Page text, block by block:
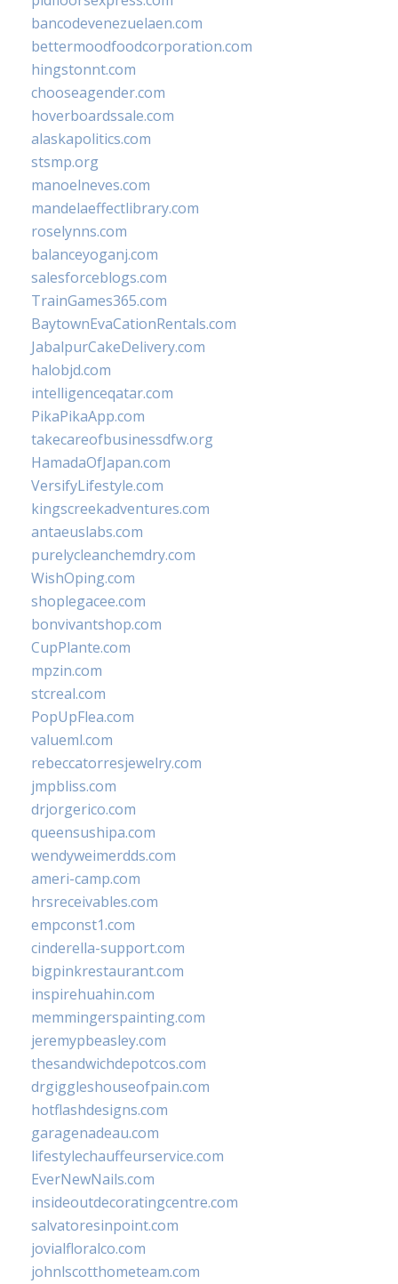
bancodevenezuelaen.com
bettermoodfoodcorporation.com
hingstonnt.com
chooseagender.com
hoverboardssale.com
alaskapolitics.com
stsmp.org
manoelneves.com
mandelaeffectlibrary.com
roselynns.com
balanceyoganj.com
salesforceblogs.com
TrainGames365.com
BaytownEvaCationRentals.com
JabalpurCakeDelivery.com
halobjd.com
intelligenceqatar.com
PikaPikaApp.com
takecareofbusinessdfw.org
HamadaOfJapan.com
VersifyLifestyle.com
kingscreekadventures.com
antaeuslabs.com
purelycleanchemdry.com
WishOping.com
shoplegacee.com
bonvivantshop.com
CupPlante.com
mpzin.com
stcreal.com
PopUpFlea.com
valueml.com
rebeccatorresjewelry.com
jmpbliss.com
drjorgerico.com
queensushipa.com
wendyweimerdds.com
ameri-camp.com
hrsreceivables.com
empconst1.com
cinderella-support.com
bigpinkrestaurant.com
inspirehuahin.com
memmingerspainting.com
jeremypbeasley.com
thesandwichdepotcos.com
drgiggleshouseofpain.com
hotflashdesigns.com
garagenadeau.com
lifestylechauffeurservice.com
EverNewNails.com
insideoutdecoratingcentre.com
salvatoresinpoint.com
jovialfloralco.com
johnlscotthometeam.com